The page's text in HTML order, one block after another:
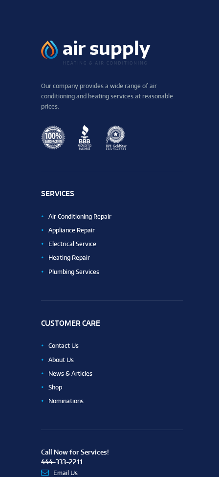
Our company provides a wide range of air
conditioning and heating services at reasonable
prices.
SERVICES
Air Conditioning Repair
Appliance Repair
Electrical Service
Heating Repair
Plumbing Services
CUSTOMER CARE
Contact Us
About Us
News & Articles
Shop
Nominations
Call Now for Services!
444-333-2211
Email Us